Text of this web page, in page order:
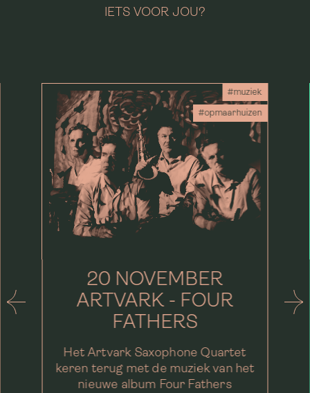
IETS VOOR JOU?
#muziek
#opmaarhuizen
20 NOVEMBER
ARTVARK - FOUR
FATHERS
Het Artvark Saxophone Quartet
keren terug met de muziek van het
nieuwe album Four Fathers